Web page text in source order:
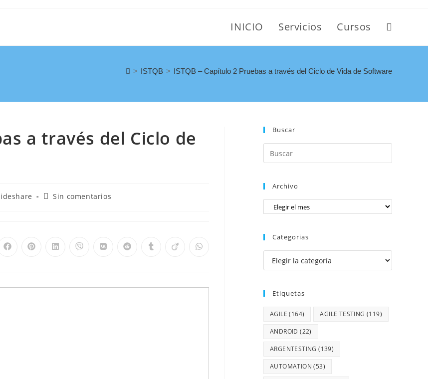
INICIO Servicios Cursos
> ISTQB > ISTQB – Capítulo 2 Pruebas a través del Ciclo de Vida de Software
a través del Ciclo de
Sin comentarios
Buscar
Archivo
Categorias
Etiquetas
AGILE (164) AGILE TESTING (119)
ANDROID (22)
ARGENTESTING (139)
AUTOMATION (53)